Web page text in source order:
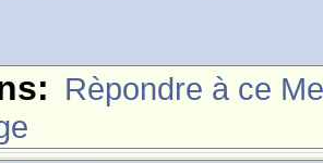
Rèpondre à ce